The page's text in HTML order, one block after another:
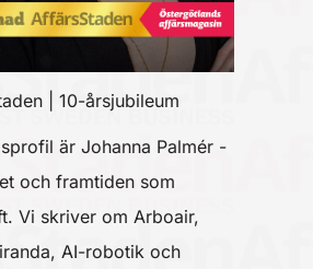
| 10-årsjubileum
är Johanna Palmér -
och framtiden som
Vi skriver om Arboair,
AI-robotik och